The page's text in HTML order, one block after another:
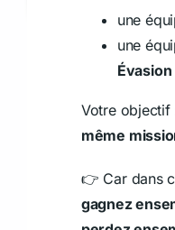
une
une
Évasion
Votre objectif
même
👉 Car dans
gagnez